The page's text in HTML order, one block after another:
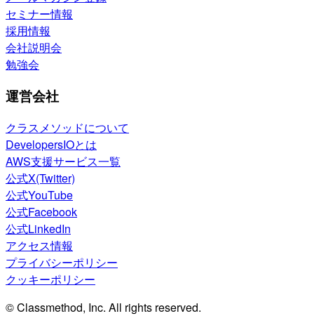
セミナー情報
採用情報
会社説明会
勉強会
運営会社
クラスメソッドについて
DevelopersIOとは
AWS支援サービス一覧
公式X(Twitter)
公式YouTube
公式Facebook
公式LinkedIn
アクセス情報
プライバシーポリシー
クッキーポリシー
© Classmethod, Inc. All rights reserved.